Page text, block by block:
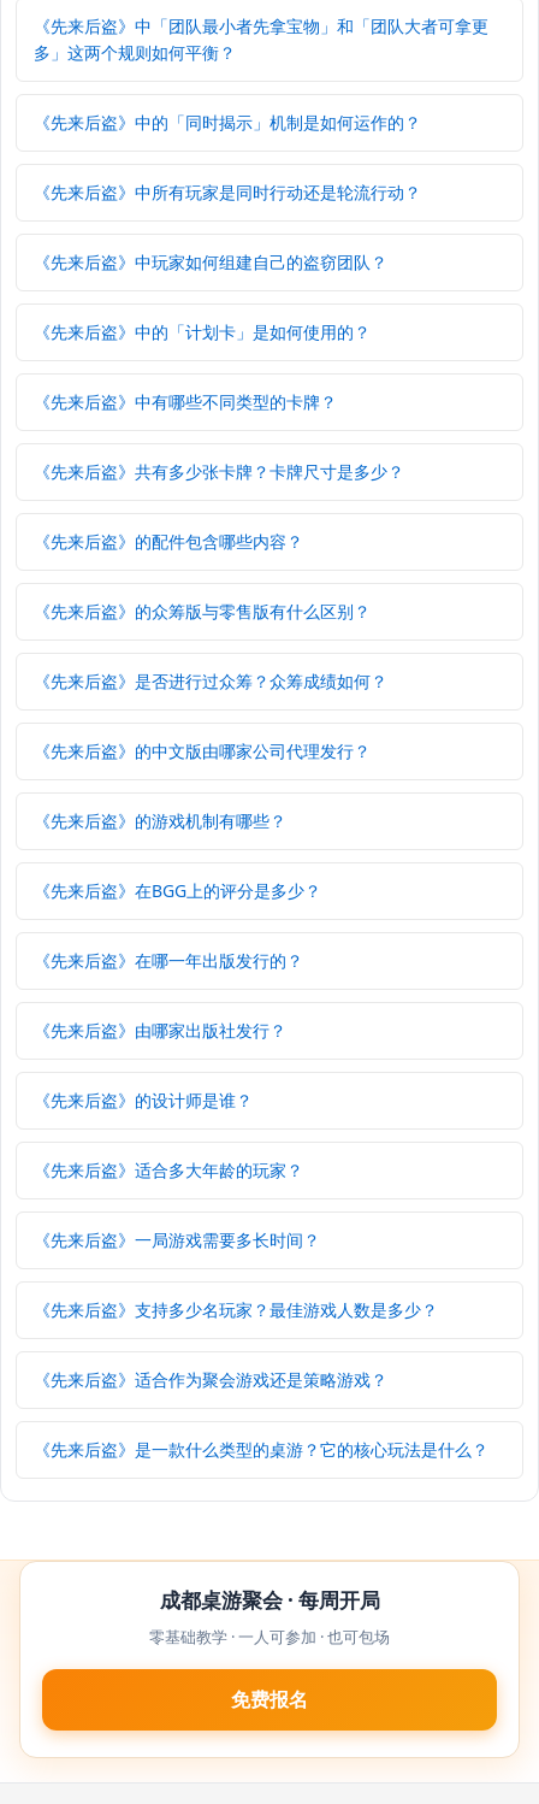
《先来后盗》中「团队最小者先拿宝物」和「团队大者可拿更
多」这两个规则如何平衡？
《先来后盗》中的「同时揭示」机制是如何运作的？
《先来后盗》中所有玩家是同时行动还是轮流行动？
《先来后盗》中玩家如何组建自己的盗窃团队？
《先来后盗》中的「计划卡」是如何使用的？
《先来后盗》中有哪些不同类型的卡牌？
《先来后盗》共有多少张卡牌？卡牌尺寸是多少？
《先来后盗》的配件包含哪些内容？
《先来后盗》的众筹版与零售版有什么区别？
《先来后盗》是否进行过众筹？众筹成绩如何？
《先来后盗》的中文版由哪家公司代理发行？
《先来后盗》的游戏机制有哪些？
《先来后盗》在BGG上的评分是多少？
《先来后盗》在哪一年出版发行的？
《先来后盗》由哪家出版社发行？
《先来后盗》的设计师是谁？
《先来后盗》适合多大年龄的玩家？
《先来后盗》一局游戏需要多长时间？
《先来后盗》支持多少名玩家？最佳游戏人数是多少？
《先来后盗》适合作为聚会游戏还是策略游戏？
《先来后盗》是一款什么类型的桌游？它的核心玩法是什么？
成都桌游聚会 · 每周开局
零基础教学 · 一人可参加 · 也可包场
免费报名